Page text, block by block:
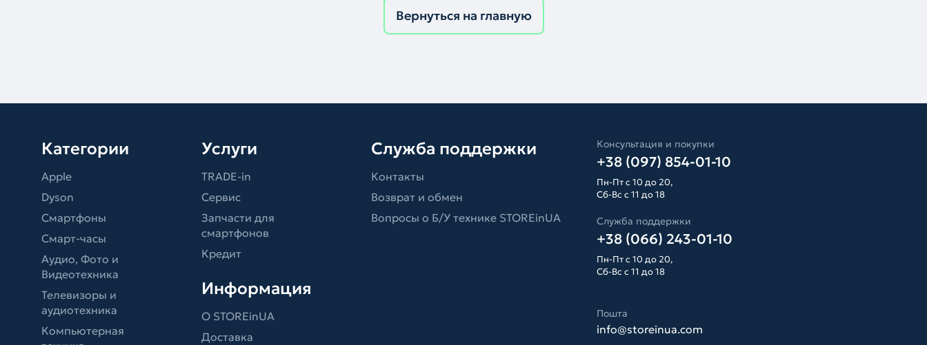
Вернуться на главную
Категории
Apple
Dyson
Смартфоны
Смарт-часы
Аудио, Фото и
Видеотехника
Телевизоры и
аудиотехника
Компьютерная
Услуги
TRADE-in
Сервис
Запчасти для
смартфонов
Кредит
Информация
О STOREinUA
Доставка
Служба поддержки
Контакты
Возврат и обмен
Вопросы о Б/У технике STOREinUA
Консультация и покупки
+38 (097) 854-01-10
Пн-Пт с 10 до 20,
Сб-Вс с 11 до 18
Служба поддержки
+38 (066) 243-01-10
Пн-Пт с 10 до 20,
Сб-Вс с 11 до 18
Пошта
info@storeinua.com